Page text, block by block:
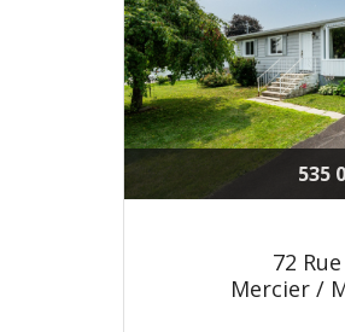
535
72
Mercier /